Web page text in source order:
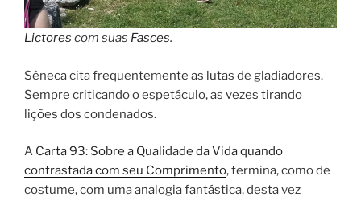
Lictores com suas Fasces.
Sêneca cita frequentemente as lutas de gladiadores.
Sempre criticando o espetáculo, as vezes tirando
lições dos condenados.
A Carta 93: Sobre a Qualidade da Vida quando
contrastada com seu Comprimento, termina, como de
costume, com uma analogia fantástica, desta vez